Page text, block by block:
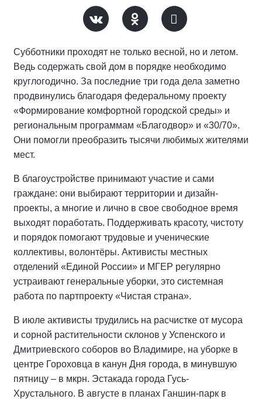
Субботники проходят не только весной, но и летом.
Ведь содержать свой дом в порядке необходимо
круглогодично. За последние три года дела заметно
продвинулись благодаря федеральному проекту
«Формирование комфортной городской среды» и
региональным программам «Благодвор» и «30/70».
Они помогли преобразить тысячи любимых жителями
мест.
В благоустройстве принимают участие и сами
граждане: они выбирают территории и дизайн-
проекты, а многие и лично в свое свободное время
выходят поработать. Поддерживать красоту, чистоту
и порядок помогают трудовые и ученические
коллективы, волонтёры. Активисты местных
отделений «Единой России» и МГЕР регулярно
устраивают генеральные уборки, это системная
работа по партпроекту «Чистая страна».
В июле активисты трудились на расчистке от мусора
и сорной растительности склонов у Успенского и
Дмитриевского соборов во Владимире, на уборке в
центре Гороховца в канун Дня города, в минувшую
пятницу – в мкрн. Эстакада города Гусь-
Хрустального. В августе в планах Ганшин-парк в